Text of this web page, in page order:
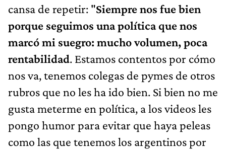
cansa de repetir: "Siempre nos fue bien
porque seguimos una política que nos
marcó mi suegro: mucho volumen, poca
rentabilidad. Estamos contentos por cómo
nos va, tenemos colegas de pymes de otros
rubros que no les ha ido bien. Si bien no me
gusta meterme en política, a los videos les
pongo humor para evitar que haya peleas
como las que tenemos los argentinos por